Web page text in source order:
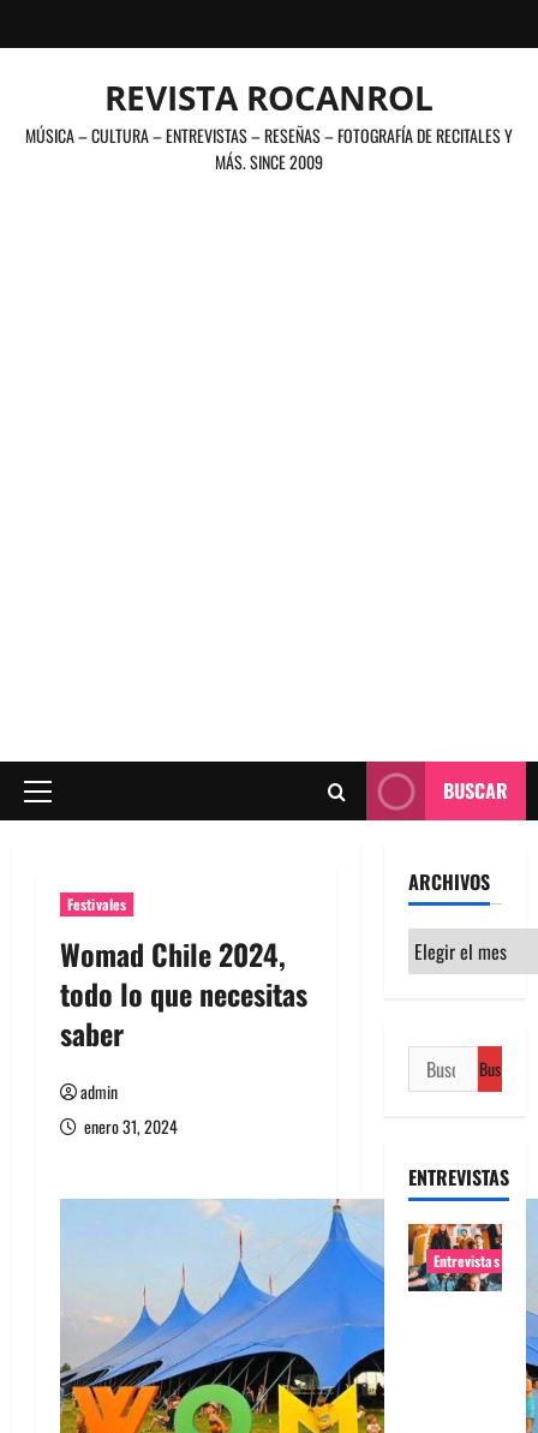
al
REVISTA ROCANROL
MÚSICA – CULTURA – ENTREVISTAS – RESEÑAS – FOTOGRAFÍA DE RECITALES Y
MÁS. SINCE 2009
Menú
BUSCAR
Festivales
Womad Chile 2024,
todo lo que necesitas
saber
admin
enero 31, 2024
ARCHIVOS
Archivos
Buscar:
ENTREVISTAS
Entrevistas